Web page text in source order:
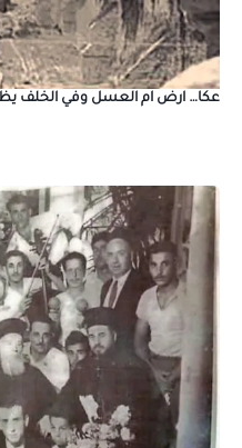
عكا… ارض ام العسل وفي الخلف